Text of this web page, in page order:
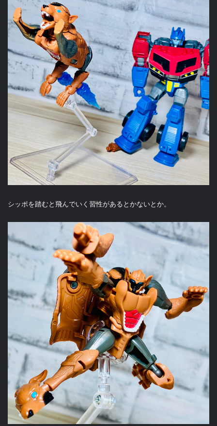
シッポを踏むと飛んでいく習性があるとかないとか。